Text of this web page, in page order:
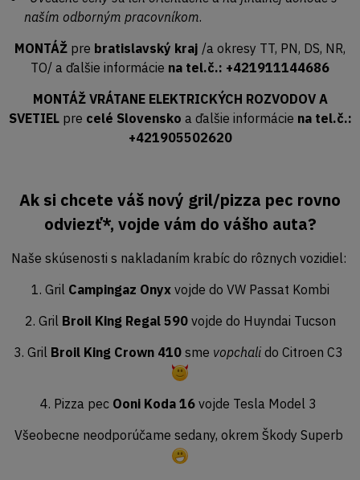
naším odborným pracovníkom.
MONTÁŽ pre bratislavský kraj /a okresy TT, PN, DS, NR,
TO/ a ďalšie informácie na tel.č.: +421911144686
MONTÁŽ VRÁTANE ELEKTRICKÝCH ROZVODOV A
SVETIEL pre celé Slovensko a ďalšie informácie na tel.č.:
+421905502620
Ak si chcete váš nový gril/pizza pec rovno
odviezť*, vojde vám do vášho auta?
Naše skúsenosti s nakladaním krabíc do rôznych vozidiel:
1. Gril Campingaz Onyx vojde do VW Passat Kombi
2. Gril Broil King Regal 590vojde do Huyndai Tucson
3. Gril Broil King Crown 410 sme vopchali do Citroen C3
4. Pizza pec Ooni Koda 16 vojde Tesla Model 3
Všeobecne neodporúčame sedany, okrem Škody Superb